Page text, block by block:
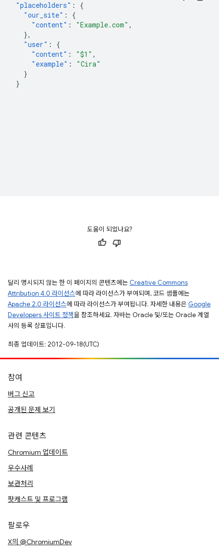
"placeholders" :
{
"our_site" :
{
"content" : "Example.com" ,
},
"user" :
{
"content" : "$1" ,
"example" :
"Cira"
}
}
도움이 되었나요?
달리 명시되지 않는 한 이 페이지의 콘텐츠에는 Creative Commons
Attribution 4.0 라이선스에 따라 라이선스가 부여되며, 코드 샘플에는
Apache 2.0 라이선스에 따라 라이선스가 부여됩니다. 자세한 내용은 Google
Developers 사이트 정책을 참조하세요. 자바는 Oracle 및/또는 Oracle 계열
사의 등록 상표입니다.
최종 업데이트: 2012-09-18(UTC)
참여
버그 신고
공개된 문제 보기
관련 콘텐츠
Chromium 업데이트
우수사례
보관처리
팟캐스트 및 프로그램
팔로우
X의 @ChromiumDev